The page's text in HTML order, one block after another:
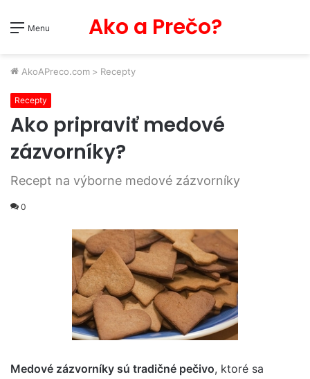
Menu Ako a Prečo?
AkoAPreco.com > Recepty
Recepty
Ako pripraviť medové
zázvorníky?
Recept na výborne medové zázvorníky
0
Medové zázvorníky sú tradičné pečivo, ktoré sa